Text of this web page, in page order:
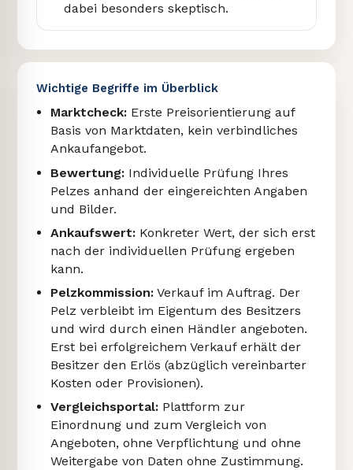
dabei besonders skeptisch.
Wichtige Begriffe im Überblick
Marktcheck: Erste Preisorientierung auf
Basis von Marktdaten, kein verbindliches
Ankaufangebot.
Bewertung: Individuelle Prüfung Ihres
Pelzes anhand der eingereichten Angaben
und Bilder.
Ankaufswert: Konkreter Wert, der sich erst
nach der individuellen Prüfung ergeben
kann.
Pelzkommission: Verkauf im Auftrag. Der
Pelz verbleibt im Eigentum des Besitzers
und wird durch einen Händler angeboten.
Erst bei erfolgreichem Verkauf erhält der
Besitzer den Erlös (abzüglich vereinbarter
Kosten oder Provisionen).
Vergleichsportal: Plattform zur
Einordnung und zum Vergleich von
Angeboten, ohne Verpflichtung und ohne
Weitergabe von Daten ohne Zustimmung.